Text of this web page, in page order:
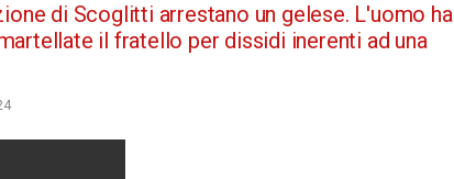
di Scoglitti arrestano un gelese. L'uomo ha
il fratello per dissidi inerenti ad una